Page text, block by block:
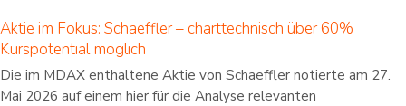
Aktie im Fokus: Schaeffler – charttechnisch über 60%
Kurspotential möglich
Die im MDAX enthaltene Aktie von Schaeffler notierte am 27.
Mai 2026 auf einem hier für die Analyse relevanten